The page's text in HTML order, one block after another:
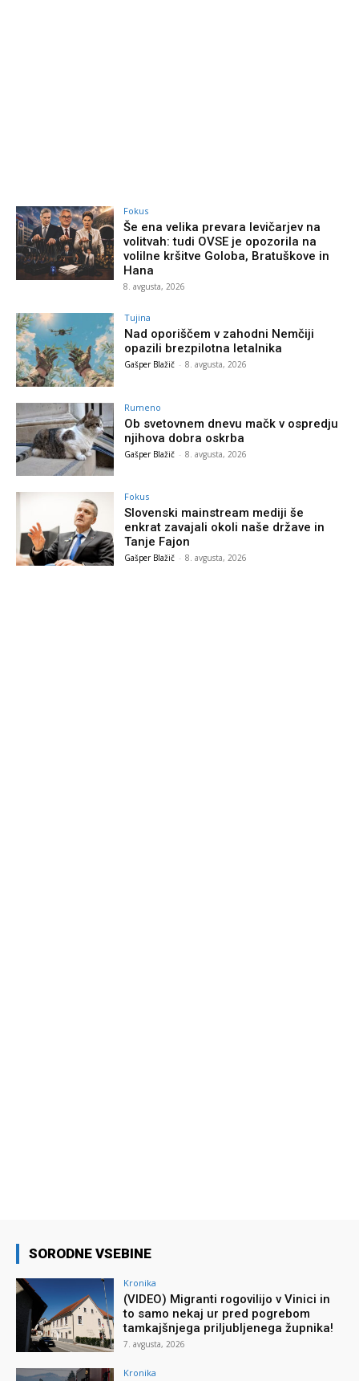
Fokus
Še ena velika prevara levičarjev na
volitvah: tudi OVSE je opozorila na
volilne kršitve Goloba, Bratuškove in
Hana
8. avgusta, 2026
Tujina
Nad oporiščem v zahodni Nemčiji
opazili brezpilotna letalnika
Gašper Blažič - 8. avgusta, 2026
Rumeno
Ob svetovnem dnevu mačk v ospredju
njihova dobra oskrba
Gašper Blažič - 8. avgusta, 2026
Fokus
Slovenski mainstream mediji še
enkrat zavajali okoli naše države in
Tanje Fajon
Gašper Blažič - 8. avgusta, 2026
SORODNE VSEBINE
Kronika
(VIDEO) Migranti rogovilijo v Vinici in
to samo nekaj ur pred pogrebom
tamkajšnjega priljubljenega župnika!
7. avgusta, 2026
Kronika